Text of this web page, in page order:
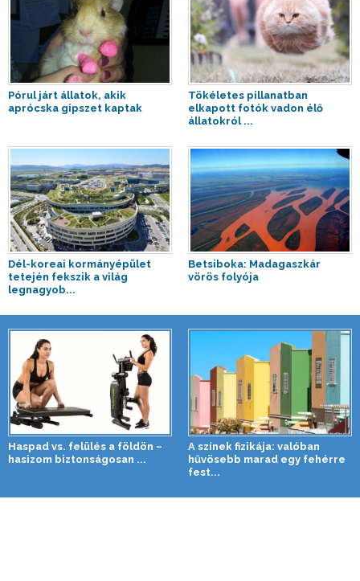
Pórul járt állatok, akik
aprócska gipszet kaptak
Tökéletes pillanatban
elkapott fotók vadon élő
állatokról ...
Dél-koreai kormányépület
tetején fekszik a világ
legnagyob...
Betsiboka: Madagaszkár
vörös folyója
Haspad vs. felülés a földön –
hasizom biztonságosan ...
A színek fizikája: valóban
hűvösebb marad egy fehérre
fest...